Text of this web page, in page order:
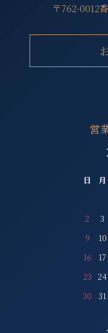
〒762-0012
営
日 月
2
3
9
10
16
17
23 24
30
31